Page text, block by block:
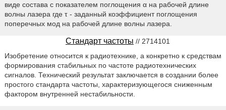
виде состава с показателем поглощения α на рабочей длине
волны лазера где τ - заданный коэффициент поглощения
поперечных мод на рабочей длине волны лазера.
Стандарт частоты // 2714101
Изобретение относится к радиотехнике, а конкретно к средствам
формирования стабильных по частоте радиотехнических
сигналов. Технический результат заключается в создании более
простого стандарта частоты, характеризующегося сниженным
фактором внутренней нестабильности.